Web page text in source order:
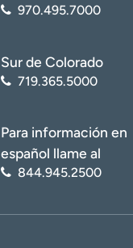
970.495.7000
Sur de Colorado
719.365.5000
Para información en
español llame al
844.945.2500